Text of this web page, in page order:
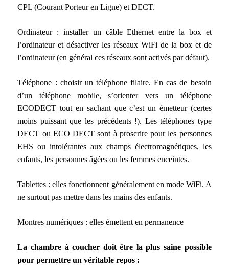
CPL (Courant Porteur en Ligne) et DECT.
Ordinateur : installer un câble Ethernet entre la box et
l’ordinateur et désactiver les réseaux WiFi de la box et de
l’ordinateur (en général ces réseaux sont activés par défaut).
Téléphone : choisir un téléphone filaire. En cas de besoin
d’un téléphone mobile, s’orienter vers un téléphone
ECODECT tout en sachant que c’est un émetteur (certes
moins puissant que les précédents !). Les téléphones type
DECT ou ECO DECT sont à proscrire pour les personnes
EHS ou intolérantes aux champs électromagnétiques, les
enfants, les personnes âgées ou les femmes enceintes.
Tablettes : elles fonctionnent généralement en mode WiFi. A
ne surtout pas mettre dans les mains des enfants.
Montres numériques : elles émettent en permanence
La chambre à coucher doit être la plus saine possible
pour permettre un véritable repos :